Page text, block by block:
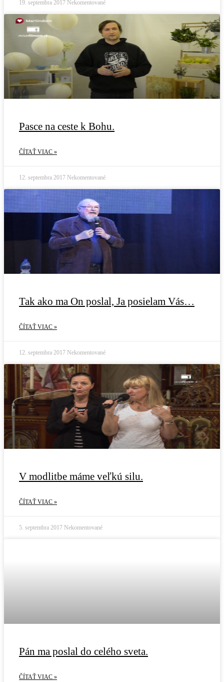
19. septembra 2017 Nekomentované
Pasce na ceste k Bohu.
ČÍTAŤ VIAC »
12. septembra 2017 Nekomentované
Tak ako ma On poslal, Ja posielam Vás…
ČÍTAŤ VIAC »
12. septembra 2017 Nekomentované
V modlitbe máme veľkú silu.
ČÍTAŤ VIAC »
5. septembra 2017 Nekomentované
Pán ma poslal do celého sveta.
ČÍTAŤ VIAC »